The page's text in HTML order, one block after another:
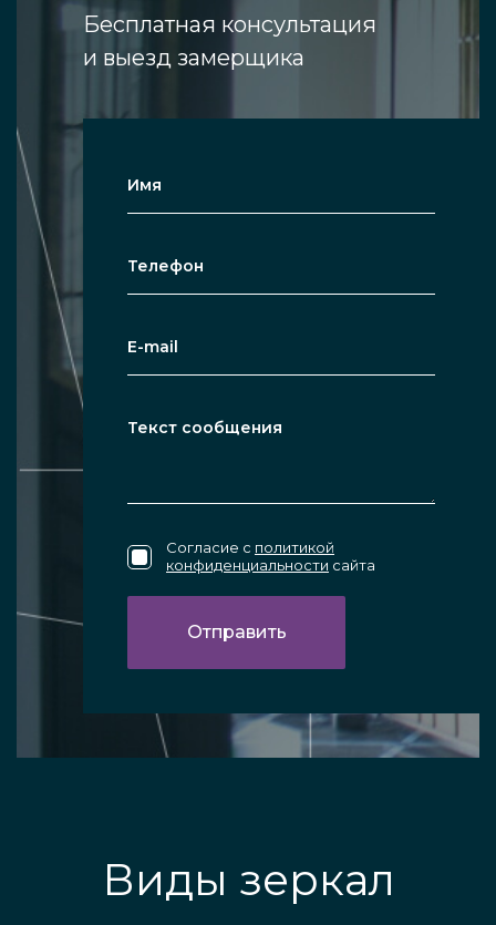
Бесплатная консультация
и выезд замерщика
Согласие с политикой
конфиденциальности сайта
Виды зеркал